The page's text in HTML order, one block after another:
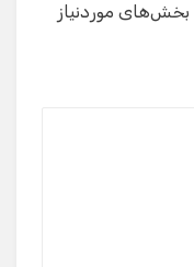
بخش‌های موردنیاز